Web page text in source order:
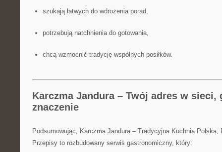
szukają łatwych do wdrożenia porad,
potrzebują natchnienia do gotowania,
chcą wzmocnić tradycję wspólnych posiłków.
Karczma Jandura – Twój adres w sieci,
znaczenie
Podsumowując, Karczma Jandura – Tradycyjna Kuchnia Polska,
Przepisy to rozbudowany serwis gastronomiczny, który: